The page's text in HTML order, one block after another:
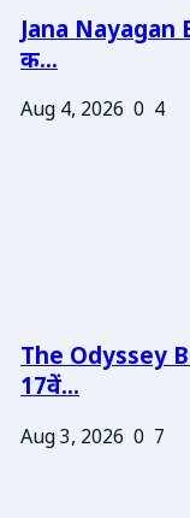
Jana Nayagan
क...
Aug 4, 2026 0 4
The Odyssey
17वें...
Aug 3, 2026 0 7